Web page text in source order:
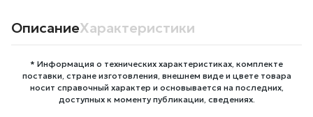
ОписаниеХарактеристики
* Информация о технических характеристиках, комплекте
поставки, стране изготовления, внешнем виде и цвете товара
носит справочный характер и основывается на последних,
доступных к моменту публикации, сведениях.